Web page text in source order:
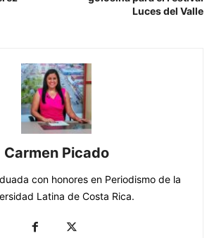
Luces del Valle
Carmen Picado
con honores en Periodismo de la
Latina de Costa Rica.